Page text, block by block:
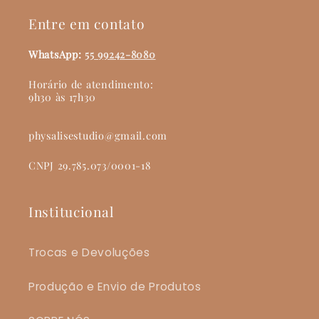
Entre em contato
WhatsApp: 55 99242-8080
Horário de atendimento:
9h30 às 17h30
physalisestudio@gmail.com
CNPJ 29.785.073/0001-18
Institucional
Trocas e Devoluções
Produção e Envio de Produtos